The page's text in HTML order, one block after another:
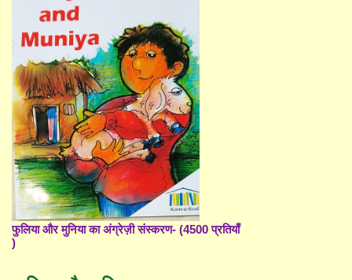
फुलिया और मुनिया का अंग्रेज़ी संस्करण- (4500 प्रतियाँ
)